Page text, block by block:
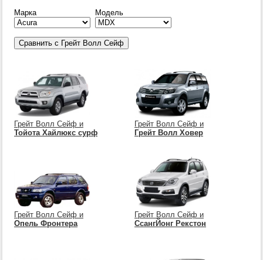
Марка
Модель
Грейт Волл Сейф и
Тойота Хайлюкс сурф
Грейт Волл Сейф и
Грейт Волл Ховер
Грейт Волл Сейф и
Опель Фронтера
Грейт Волл Сейф и
СсангЙонг Рекстон